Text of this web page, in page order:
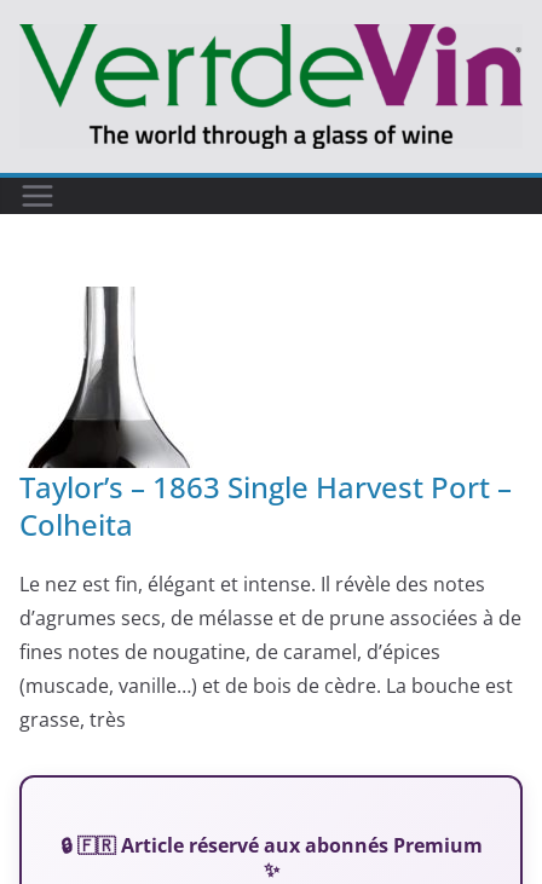
Taylor’s – 1863 Single Harvest Port –
Colheita
Le nez est fin, élégant et intense. Il révèle des notes
d’agrumes secs, de mélasse et de prune associées à de
fines notes de nougatine, de caramel, d’épices
(muscade, vanille…) et de bois de cèdre. La bouche est
grasse, très
🔒 🇫🇷 Article réservé aux abonnés Premium
✨